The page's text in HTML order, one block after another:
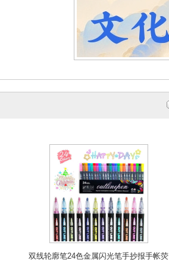
双线轮廓笔24色金属闪光笔手抄报手帐荧